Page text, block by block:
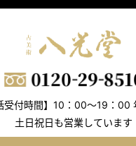
受付時間】10：00～19：00
土日祝日も営業しています